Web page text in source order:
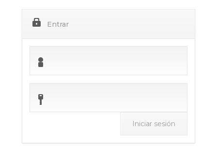
Entrar